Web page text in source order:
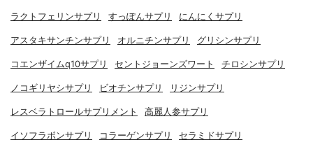
ラクトフェリンサプリ すっぽんサプリ にんにくサプリ
アスタキサンチンサプリ オルニチンサプリ グリシンサプリ
コエンザイムq10サプリ セントジョーンズワート チロシンサプリ
ノコギリヤシサプリ ビオチンサプリ リジンサプリ
レスベラトロールサプリメント 高麗人参サプリ
イソフラボンサプリ コラーゲンサプリ セラミドサプリ